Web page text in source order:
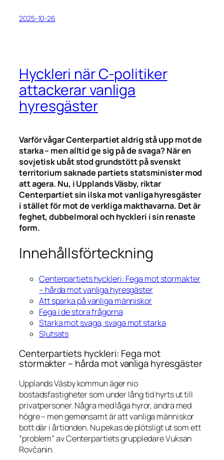
2025-10-26
Hyckleri när C-politiker
attackerar vanliga
hyresgäster
Varför vågar Centerpartiet aldrig stå upp mot de
starka – men alltid ge sig på de svaga? När en
sovjetisk ubåt stod grundstött på svenskt
territorium saknade partiets statsminister mod
att agera. Nu, i Upplands Väsby, riktar
Centerpartiet sin ilska mot vanliga hyresgäster
i stället för mot de verkliga makthavarna. Det är
feghet, dubbelmoral och hyckleri i sin renaste
form.
Innehållsförteckning
Centerpartiets hyckleri: Fega mot stormakter
– hårda mot vanliga hyresgäster
Att sparka på vanliga människor
Fega i de stora frågorna
Starka mot svaga, svaga mot starka
Slutsats
Centerpartiets hyckleri: Fega mot
stormakter – hårda mot vanliga hyresgäster
Upplands Väsby kommun äger nio
bostadsfastigheter som under lång tid hyrts ut till
privatpersoner. Några med låga hyror, andra med
högre – men gemensamt är att vanliga människor
bott där i årtionden. Nu pekas de plötsligt ut som ett
”problem” av Centerpartiets gruppledare Vuksan
Rovčanin.